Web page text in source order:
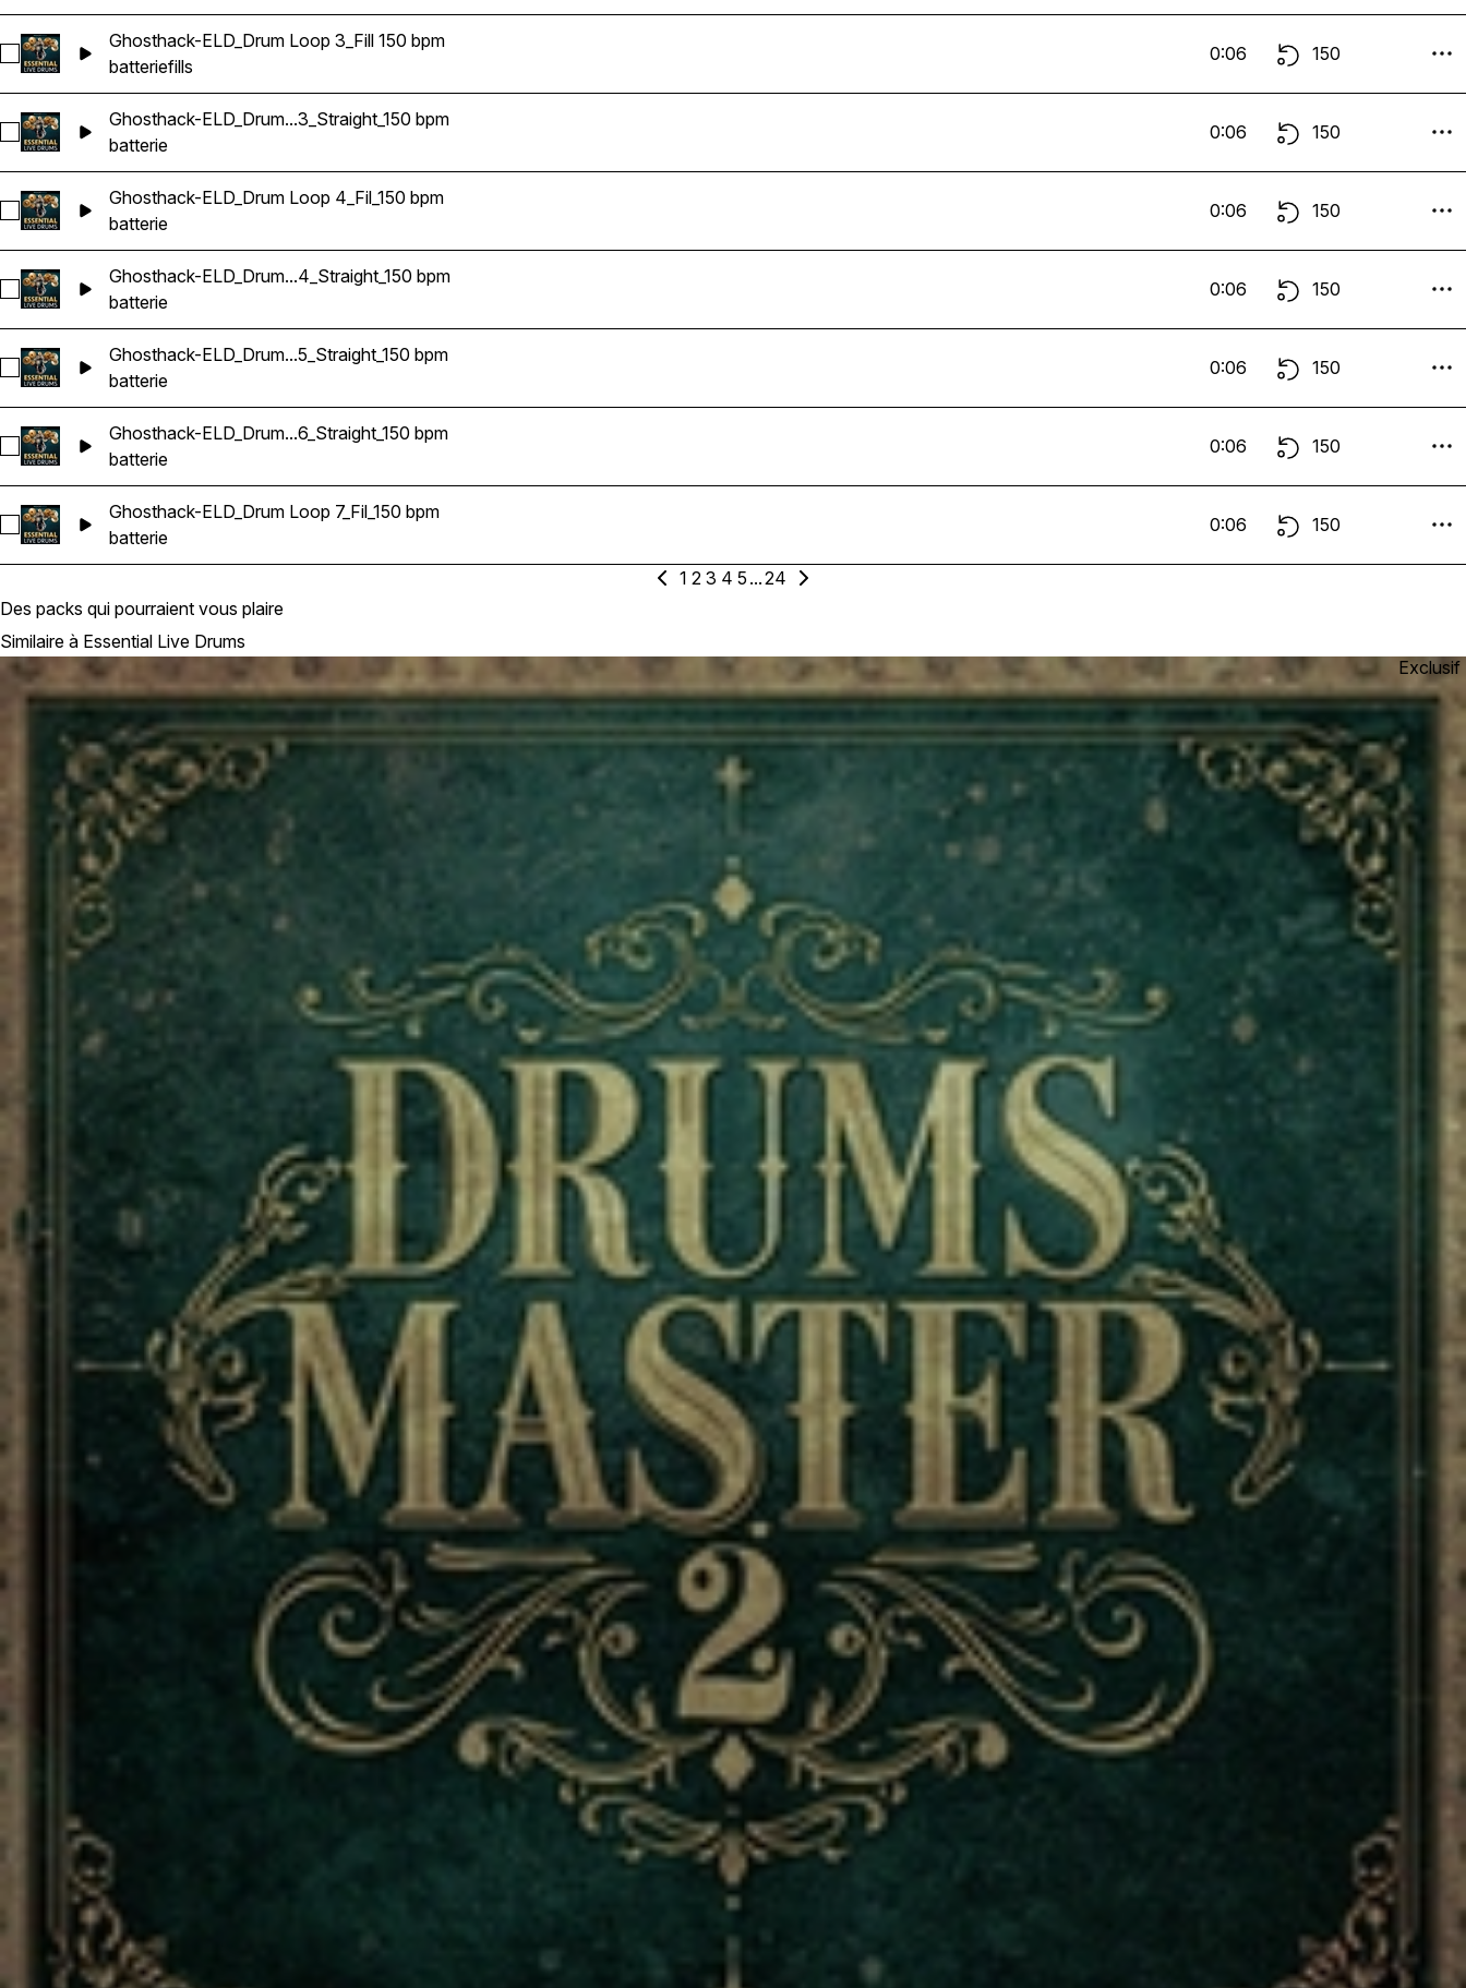
Sélectionnez Ghosthack-ELD_Drum Loop 3_Fill 150 bpm
Ghosthack-ELD_Drum Loop 3_Fill 150 bpm
batteriefills
0:06 150
Sélectionnez Ghosthack-ELD_Drum Loop 3_Straight_150 bpm
Ghosthack-ELD_Drum...3_Straight_150 bpm
batterie
0:06 150
Sélectionnez Ghosthack-ELD_Drum Loop 4_Fil_150 bpm
Ghosthack-ELD_Drum Loop 4_Fil_150 bpm
batterie
0:06 150
Sélectionnez Ghosthack-ELD_Drum Loop 4_Straight_150 bpm
Ghosthack-ELD_Drum...4_Straight_150 bpm
batterie
0:06 150
Sélectionnez Ghosthack-ELD_Drum Loop 5_Straight_150 bpm
Ghosthack-ELD_Drum...5_Straight_150 bpm
batterie
0:06 150
Sélectionnez Ghosthack-ELD_Drum Loop 6_Straight_150 bpm
Ghosthack-ELD_Drum...6_Straight_150 bpm
batterie
0:06 150
Sélectionnez Ghosthack-ELD_Drum Loop 7_Fil_150 bpm
Ghosthack-ELD_Drum Loop 7_Fil_150 bpm
batterie
0:06 150
1 2 3 4 5 ...24
Des packs qui pourraient vous plaire
Similaire à Essential Live Drums
Exclusif